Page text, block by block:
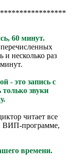
60 минут.
и несколько раз
- это запись с
звуки
читает все
ВИП-программе,
времени.